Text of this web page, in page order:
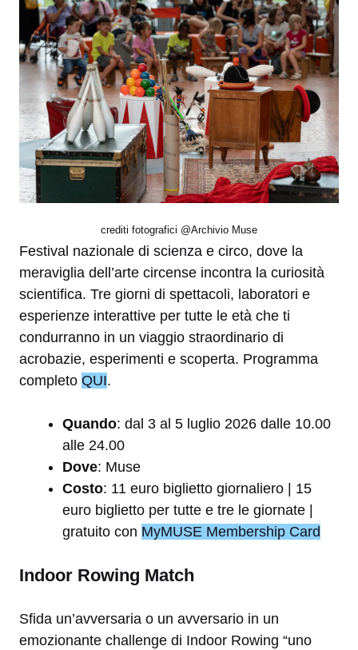
crediti fotografici @Archivio Muse
Festival nazionale di scienza e circo, dove la
meraviglia dell’arte circense incontra la curiosità
scientifica. Tre giorni di spettacoli, laboratori e
esperienze interattive per tutte le età che ti
condurranno in un viaggio straordinario di
acrobazie, esperimenti e scoperta. Programma
completo QUI.
Quando: dal 3 al 5 luglio 2026 dalle 10.00
alle 24.00
Dove: Muse
Costo: 11 euro biglietto giornaliero | 15
euro biglietto per tutte e tre le giornate |
gratuito con MyMUSE Membership Card
Indoor Rowing Match
Sfida un’avversaria o un avversario in un
emozionante challenge di Indoor Rowing “uno